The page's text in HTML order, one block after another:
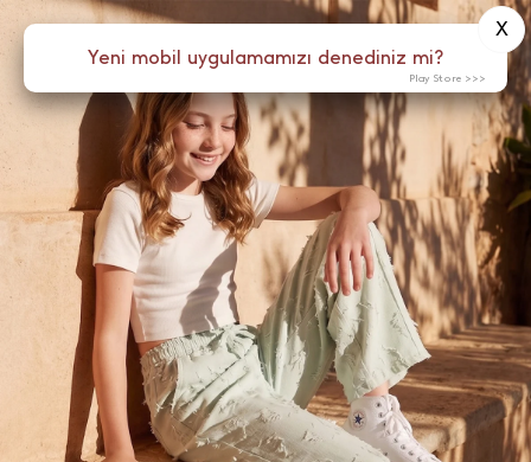
Menü
Yeni mobil uygulamamızı denediniz mi?
X
Play Store >>>